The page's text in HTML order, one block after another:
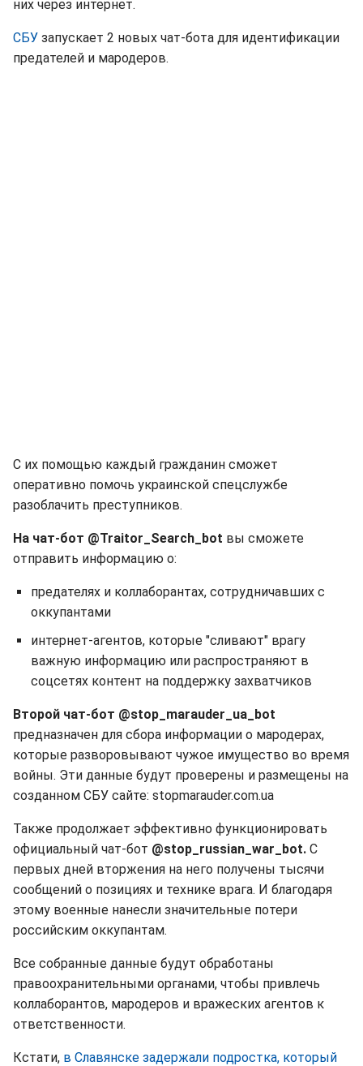
них через интернет.
СБУ запускает 2 новых чат-бота для идентификации
предателей и мародеров.
С их помощью каждый гражданин сможет
оперативно помочь украинской спецслужбе
разоблачить преступников.
На чат-бот @Traitor_Search_bot вы сможете
отправить информацию о:
предателях и коллаборантах, сотрудничавших с
оккупантами
интернет-агентов, которые "сливают" врагу
важную информацию или распространяют в
соцсетях контент на поддержку захватчиков
Второй чат-бот @stop_marauder_ua_bot
предназначен для сбора информации о мародерах,
которые разворовывают чужое имущество во время
войны. Эти данные будут проверены и размещены на
созданном СБУ сайте: stopmarauder.com.ua
Также продолжает эффективно функционировать
официальный чат-бот @stop_russian_war_bot. С
первых дней вторжения на него получены тысячи
сообщений о позициях и технике врага. И благодаря
этому военные нанесли значительные потери
российским оккупантам.
Все собранные данные будут обработаны
правоохранительными органами, чтобы привлечь
коллаборантов, мародеров и вражеских агентов к
ответственности.
Кстати, в Славянске задержали подростка, который